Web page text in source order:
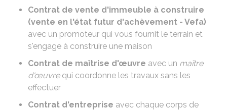
Contrat de vente d'immeuble à construire
(vente en l'état futur d'achèvement - Vefa)
avec un promoteur qui vous fournit le terrain et
s'engage à construire une maison
Contrat de maîtrise d'œuvre avec un maître
d'œuvrequi coordonne les travaux sans les
effectuer
Contrat d'entreprise avec chaque corps de